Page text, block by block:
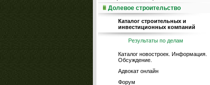
Долевое строительство
Каталог строительных и
инвестиционных компаний
Результаты по делам
Каталог новостроек. Информация.
Обсуждение.
Адвокат онлайн
Форум